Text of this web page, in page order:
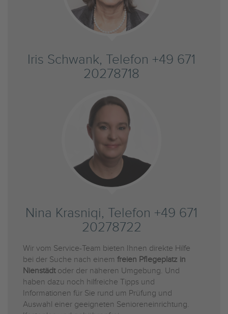
Iris Schwank, Telefon +49 671
20278718
Nina Krasniqi, Telefon +49 671
20278722
Wir vom Service-Team bieten Ihnen direkte Hilfe
bei der Suche nach einem freien Pflegeplatz in
Nienstädtoder der näheren Umgebung. Und
haben dazu noch hilfreiche Tipps und
Informationen für Sie rund um Prüfung und
Auswahl einer geeigneten Senioreneinrichtung.